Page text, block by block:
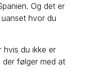
Og det er
hvor du
hvis du ikke er
der følger med at